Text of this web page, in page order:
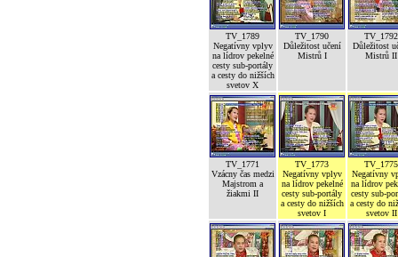
TV_1789
Negatívny vplyv
na lídrov pekelné
cesty sub-portály
a cesty do nižších
svetov X
TV_1790
Důležitost učení
Mistrů I
TV_1792
Důležitost
Mistrů II
TV_1771
Vzácny čas medzi
Majstrom a
žiakmi II
TV_1773
Negatívny vplyv
na lídrov pekelné
cesty sub-portály
a cesty do nižších
svetov I
TV_1775
Negatívny
na lídrov
cesty sub-
a cesty do
svetov II